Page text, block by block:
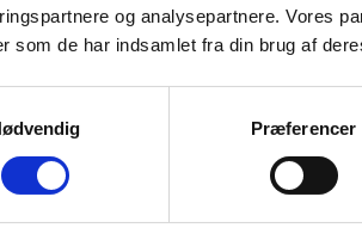
og analysepartnere. Vores
som de har indsamlet fra din brug af
Præferencer
cm i bredden.